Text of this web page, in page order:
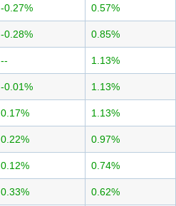
-0.27% 0.57%
-0.28% 0.85%
-- 1.13%
-0.01% 1.13%
0.17% 1.13%
0.22% 0.97%
0.12% 0.74%
0.33% 0.62%